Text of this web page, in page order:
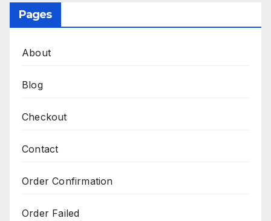
Pages
About
Blog
Checkout
Contact
Order Confirmation
Order Failed